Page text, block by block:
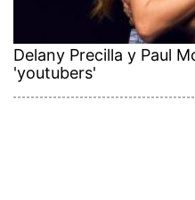
Delany Precilla y Paul
'youtubers'